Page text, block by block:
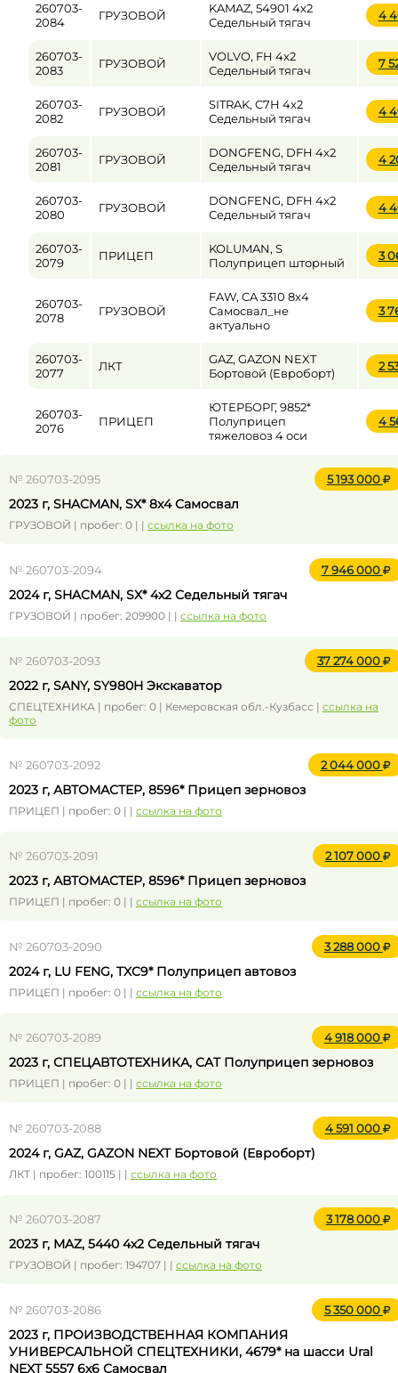
260703-
2084
ГРУЗОВОЙ
KAMAZ, 54901 4x2
Седельный тягач
4
260703-
2083
ГРУЗОВОЙ
VOLVO, FH 4x2
Седельный тягач
7
260703-
2082
ГРУЗОВОЙ
SITRAK, C7H 4x2
Седельный тягач
4
260703-
2081
ГРУЗОВОЙ
DONGFENG, DFH 4x2
Седельный тягач
4
260703-
2080
ГРУЗОВОЙ
DONGFENG, DFH 4x2
Седельный тягач
4
260703-
2079
ПРИЦЕП
KOLUMAN, S
Полуприцеп шторный
3
260703-
2078
ГРУЗОВОЙ
FAW, CA 3310 8x4
Самосвал_не
актуально
3
260703-
2077
ЛКТ
GAZ, GAZON NEXT
Бортовой (Евроборт)
2
260703-
2076
ПРИЦЕП
ЮТЕРБОРГ, 9852*
Полуприцеп
тяжеловоз 4 оси
4
№ 260703-2095 5 193 000
2023 г, SHACMAN, SX* 8x4 Самосвал
ГРУЗОВОЙ | пробег: 0 | | ссылка на фото
№ 260703-2094 7 946 000
2024 г, SHACMAN, SX* 4x2 Седельный тягач
ГРУЗОВОЙ | пробег: 209900 | | ссылка на фото
№ 260703-2093 37 274 000
2022 г, SANY, SY980H Экскаватор
СПЕЦТЕХНИКА | пробег: 0 | Кемеровская обл.-Кузбасс | ссылка на
фото
№ 260703-2092 2 044 000
2023 г, АВТОМАСТЕР, 8596* Прицеп зерновоз
ПРИЦЕП | пробег: 0 | | ссылка на фото
№ 260703-2091 2 107 000
2023 г, АВТОМАСТЕР, 8596* Прицеп зерновоз
ПРИЦЕП | пробег: 0 | | ссылка на фото
№ 260703-2090 3 288 000
2024 г, LU FENG, TXC9* Полуприцеп автовоз
ПРИЦЕП | пробег: 0 | | ссылка на фото
№ 260703-2089 4 918 000
2023 г, СПЕЦАВТОТЕХНИКА, CAT Полуприцеп зерновоз
ПРИЦЕП | пробег: 0 | | ссылка на фото
№ 260703-2088 4 591 000
2024 г, GAZ, GAZON NEXT Бортовой (Евроборт)
ЛКТ | пробег: 100115 | | ссылка на фото
№ 260703-2087 3 178 000
2023 г, MAZ, 5440 4x2 Седельный тягач
ГРУЗОВОЙ | пробег: 194707 | | ссылка на фото
№ 260703-2086 5 350 000
2023 г, ПРОИЗВОДСТВЕННАЯ КОМПАНИЯ
УНИВЕРСАЛЬНОЙ СПЕЦТЕХНИКИ, 4679* на шасси Ural
NEXT 5557 6x6 Самосвал